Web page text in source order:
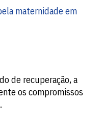
maternidade em
de recuperação, a
os compromissos